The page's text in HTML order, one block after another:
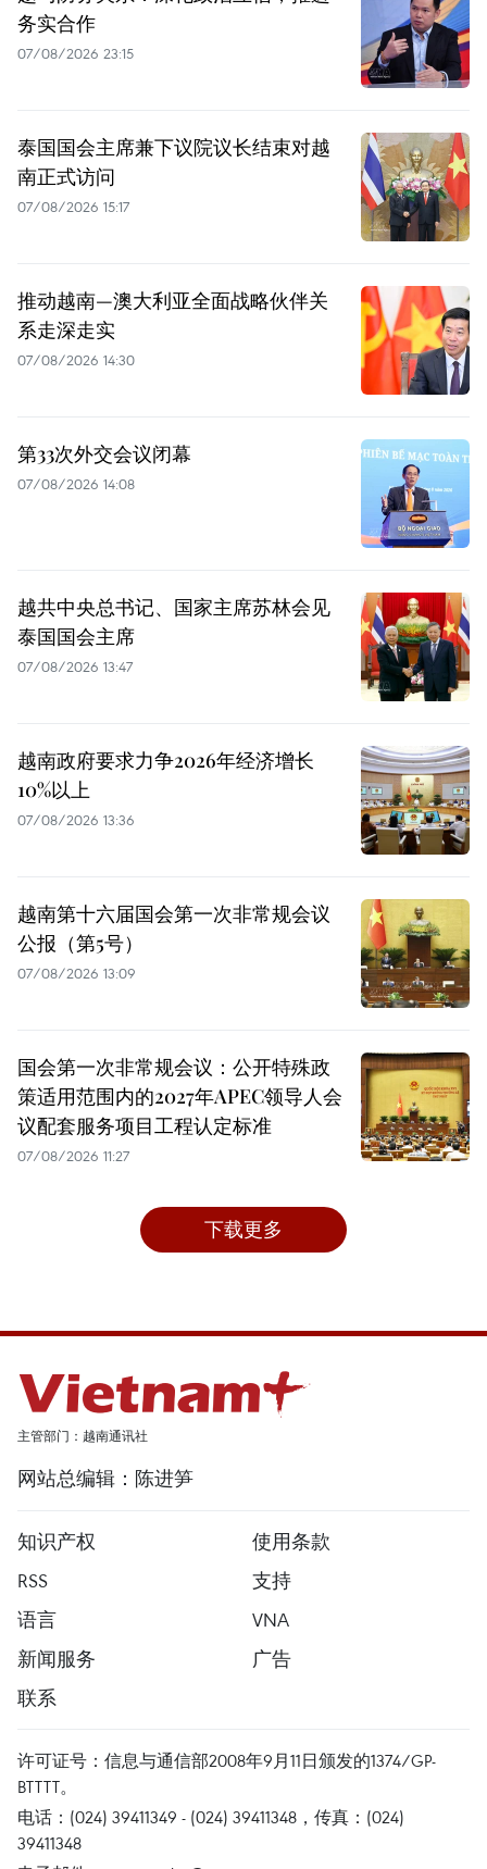
务实合作
07/08/2026 23:15
泰国国会主席兼下议院议长结束对越
南正式访问
07/08/2026 15:17
推动越南—澳大利亚全面战略伙伴关
系走深走实
07/08/2026 14:30
第33次外交会议闭幕
07/08/2026 14:08
越共中央总书记、国家主席苏林会见
泰国国会主席
07/08/2026 13:47
越南政府要求力争2026年经济增长
10%以上
07/08/2026 13:36
越南第十六届国会第一次非常规会议
公报（第5号）
07/08/2026 13:09
国会第一次非常规会议：公开特殊政
策适用范围内的2027年APEC领导人会
议配套服务项目工程认定标准
07/08/2026 11:27
下载更多
主管部门：越南通讯社
网站总编辑：陈进笋
知识产权
使用条款
RSS
支持
语言
VNA
新闻服务
广告
联系
许可证号：信息与通信部2008年9月11日颁发的1374/GP-
BTTTT。
电话：(024) 39411349 - (024) 39411348，传真：(024)
39411348